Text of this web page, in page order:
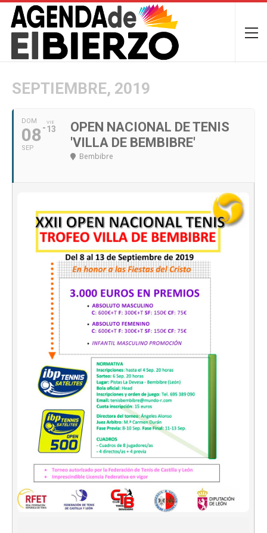
SEPTIEMBRE, 2019
DOM
08
SEP
VIE
13
OPEN NACIONAL DE TENIS
'VILLA DE BEMBIBRE'
Bembibre